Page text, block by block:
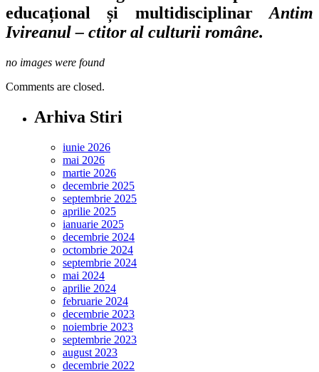
educațional și multidisciplinarAntim
Ivireanul – ctitor al culturii române.
no images were found
Comments are closed.
Arhiva Stiri
iunie 2026
mai 2026
martie 2026
decembrie 2025
septembrie 2025
aprilie 2025
ianuarie 2025
decembrie 2024
octombrie 2024
septembrie 2024
mai 2024
aprilie 2024
februarie 2024
decembrie 2023
noiembrie 2023
septembrie 2023
august 2023
decembrie 2022